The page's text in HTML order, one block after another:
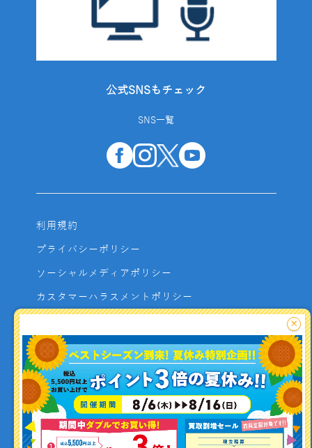
釣り情報を
投稿する
公式SNSもチェック
SNS一覧
利用規約
プライバシーポリシー
ソーシャルメディアポリシー
カスタマーハラスメントポリシー
よくあるご質問
お問い合わせ
利用者資金の保全方法
×